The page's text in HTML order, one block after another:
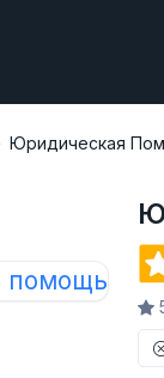
Юридическая